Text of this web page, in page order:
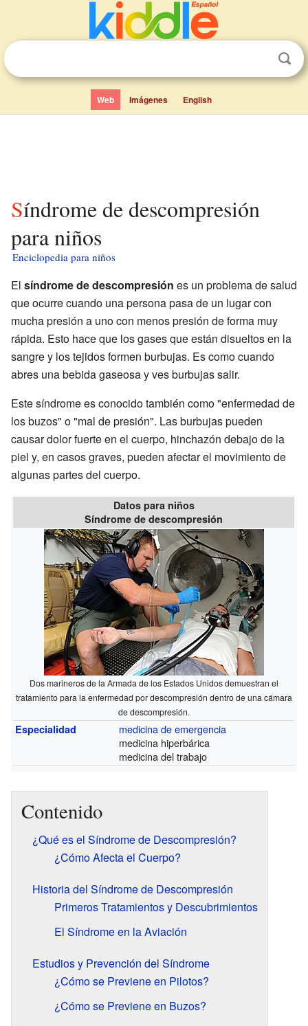
Web Imágenes English
Síndrome de descompresión
para niños
Enciclopedia para niños
El síndrome de descompresión es un problema de salud
que ocurre cuando una persona pasa de un lugar con
mucha presión a uno con menos presión de forma muy
rápida. Esto hace que los gases que están disueltos en la
sangre y los tejidos formen burbujas. Es como cuando
abres una bebida gaseosa y ves burbujas salir.
Este síndrome es conocido también como "enfermedad de
los buzos" o "mal de presión". Las burbujas pueden
causar dolor fuerte en el cuerpo, hinchazón debajo de la
piel y, en casos graves, pueden afectar el movimiento de
algunas partes del cuerpo.
Datos para niños
Síndrome de descompresión
Dos marineros de la Armada de los Estados Unidos demuestran el
tratamiento para la enfermedad por descompresión dentro de una cámara
de descompresión.
Especialidad
medicina de emergencia
medicina hiperbárica
medicina del trabajo
Contenido
¿Qué es el Síndrome de Descompresión?
¿Cómo Afecta el Cuerpo?
Historia del Síndrome de Descompresión
Primeros Tratamientos y Descubrimientos
El Síndrome en la Aviación
Estudios y Prevención del Síndrome
¿Cómo se Previene en Pilotos?
¿Cómo se Previene en Buzos?